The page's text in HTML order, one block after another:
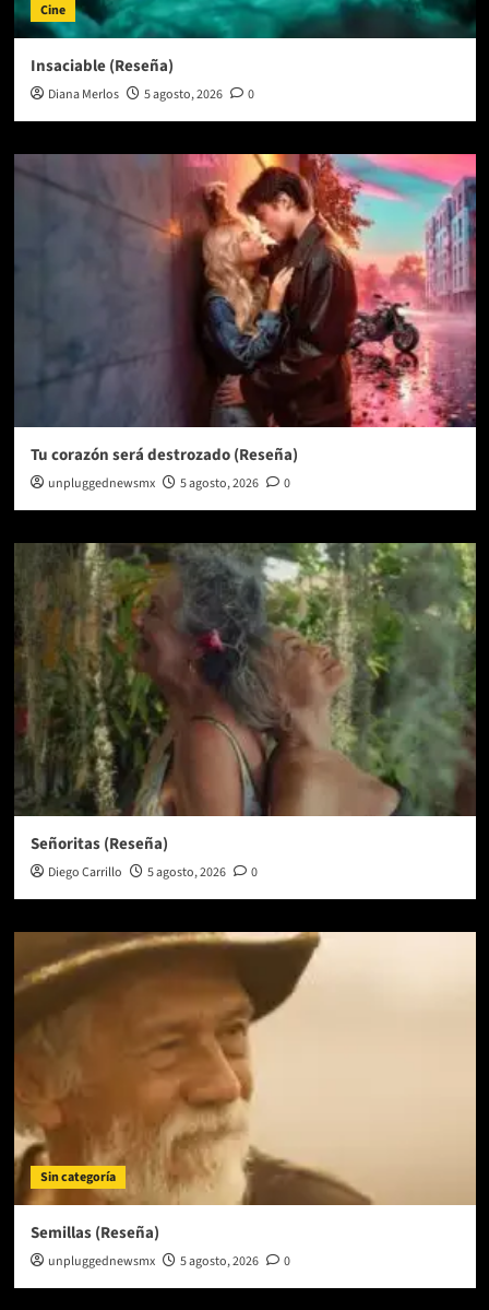
Cine
Insaciable (Reseña)
Diana Merlos 5 agosto, 2026 0
Tu corazón será destrozado (Reseña)
unpluggednewsmx 5 agosto, 2026 0
Señoritas (Reseña)
Diego Carrillo 5 agosto, 2026 0
Sin categoría
Semillas (Reseña)
unpluggednewsmx 5 agosto, 2026 0